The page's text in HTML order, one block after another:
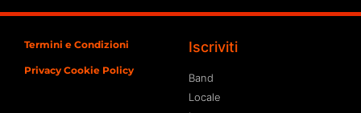
Termini e Condizioni
Privacy Cookie Policy
Iscriviti
Band
Locale